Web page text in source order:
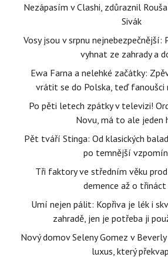
Nezápasím v Clashi, zdůraznil
Sivák
Vosy jsou v srpnu nejnebezpečnější:
vyhnat ze zahrady a
Ewa Farna a nelehké začátky:
vrátit se do Polska, teď
Po pěti letech zpátky v televizi!
Novu, má to ale jeden
Pět tváří Stinga: Od klasických
po temnější
Tři faktory ve středním věku
demence až o
Umí nejen pálit: Kopřiva je lék i
zahradě, jen je potřeba ji
Nový domov Seleny Gomez v
luxus, který